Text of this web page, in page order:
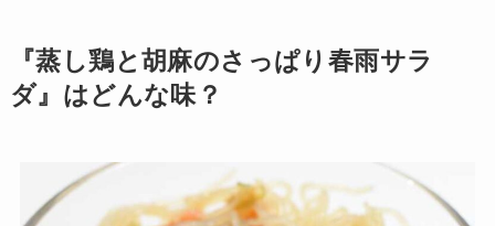
『蒸し鶏と胡麻のさっぱり春雨サラ
ダ』はどんな味？